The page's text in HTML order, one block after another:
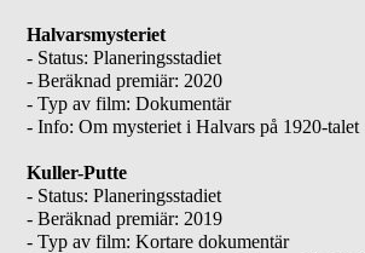
Halvarsmysteriet
- Status: Planeringsstadiet
- Beräknad premiär: 2020
- Typ av film: Dokumentär
- Info: Om mysteriet i Halvars på 1920-talet
Kuller-Putte
- Status: Planeringsstadiet
- Beräknad premiär: 2019
- Typ av film: Kortare dokumentär